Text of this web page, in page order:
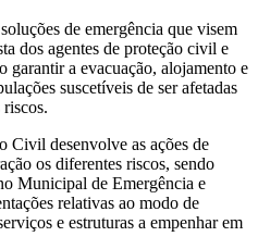
de emergência que visem
dos agentes de proteção civil e
garantir a evacuação, alojamento e
suscetíveis de ser afetadas
Civil desenvolve as ações de
os diferentes riscos, sendo
Municipal de Emergência e
relativas ao modo de
e estruturas a empenhar em